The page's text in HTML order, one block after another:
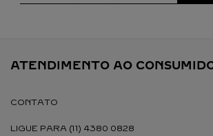
ATENDIMENTO AO
CONTATO
LIGUE PARA (11) 4380 0828